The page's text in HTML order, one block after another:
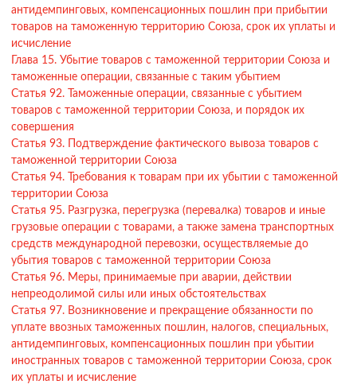
антидемпинговых, компенсационных пошлин при прибытии
товаров на таможенную территорию Союза, срок их уплаты и
исчисление
Глава 15. Убытие товаров с таможенной территории Союза и
таможенные операции, связанные с таким убытием
Статья 92. Таможенные операции, связанные с убытием
товаров с таможенной территории Союза, и порядок их
совершения
Статья 93. Подтверждение фактического вывоза товаров с
таможенной территории Союза
Статья 94. Требования к товарам при их убытии с таможенной
территории Союза
Статья 95. Разгрузка, перегрузка (перевалка) товаров и иные
грузовые операции с товарами, а также замена транспортных
средств международной перевозки, осуществляемые до
убытия товаров с таможенной территории Союза
Статья 96. Меры, принимаемые при аварии, действии
непреодолимой силы или иных обстоятельствах
Статья 97. Возникновение и прекращение обязанности по
уплате ввозных таможенных пошлин, налогов, специальных,
антидемпинговых, компенсационных пошлин при убытии
иностранных товаров с таможенной территории Союза, срок
их уплаты и исчисление